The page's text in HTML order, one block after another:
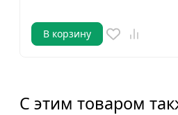
В корзину
С этим товаром